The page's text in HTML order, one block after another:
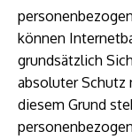
können
grundsätzlich
absoluter Schutz
diesem Grund